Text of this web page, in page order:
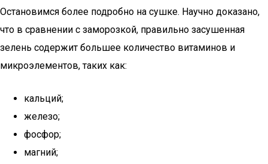
Остановимся более подробно на сушке. Научно доказано,
что в сравнении с заморозкой, правильно засушенная
зелень содержит большее количество витаминов и
микроэлементов, таких как:
кальций;
железо;
фосфор;
магний;